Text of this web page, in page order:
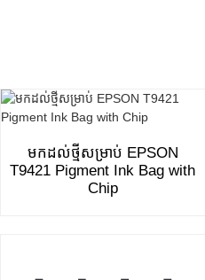
មកដល់ថ្មីសម្រាប់ EPSON
T9421 Pigment Ink Bag with
Chip